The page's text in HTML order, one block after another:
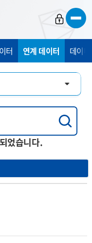
터 연계 데이터 데이
었습니다.